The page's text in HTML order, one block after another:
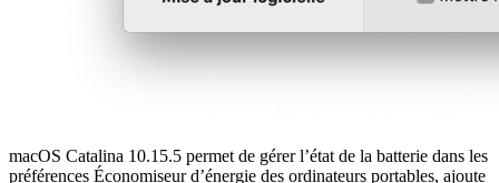
macOS Catalina 10.15.5 permet de gérer l’état de la batterie dans les
préférences Économiseur d’énergie des ordinateurs portables, ajoute